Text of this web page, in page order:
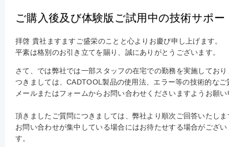
ご購入後及び体験版ご試用中の技術サポ
拝啓 貴社ますますご盛栄のことと心よりお慶び申し上げます。
平素は格別のお引き立てを賜り、誠にありがとうございます。
さて、では弊社では一部スタッフの在宅での勤務を実施してお
つきましては、CADTOOL製品の使用法、エラー等の技術的な
メールまたはフォームからお問い合わせくださいますようお願
頂きましたご質問につきましては、弊社より順次ご回答いたしま
お問い合わせが集中している場合にはお待たせする場合がござ
す。